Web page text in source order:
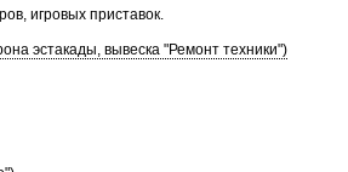
игровых приставок.
эстакады, вывеска "Ремонт техники")